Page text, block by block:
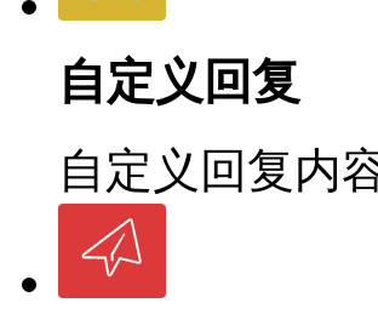
自定义回复
自定义回复内